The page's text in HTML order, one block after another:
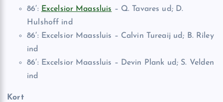
86′: Excelsior Maassluis – Q. Tavares ud; D.
Hulshoff ind
86′: Excelsior Maassluis – Calvin Tureaij ud; B. Riley
ind
86′: Excelsior Maassluis – Devin Plank ud; S. Velden
ind
Kort